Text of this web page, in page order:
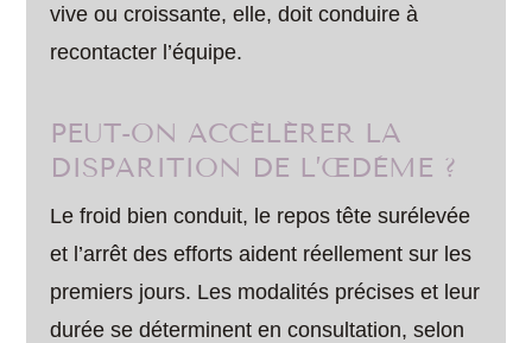
vive ou croissante, elle, doit conduire à
recontacter l’équipe.
PEUT-ON ACCÉLÉRER LA
DISPARITION DE L’ŒDÈME ?
Le froid bien conduit, le repos tête surélevée
et l’arrêt des efforts aident réellement sur les
premiers jours. Les modalités précises et leur
durée se déterminent en consultation, selon